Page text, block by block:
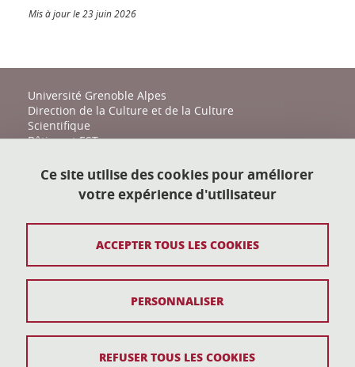
Mis à jour le 23 juin 2026
Université Grenoble Alpes
Direction de la Culture et de la Culture
Scientifique
Bâtiment EST
38400 Saint-Martin-d'Hères
action-culturelle@univ-grenoble-alpes.fr
Plan du site
Données personnelles
Ce site utilise des cookies pour améliorer
votre expérience d'utilisateur
ACCEPTER TOUS LES COOKIES
REFUSER TOUS LES COOKIES
PERSONNALISER